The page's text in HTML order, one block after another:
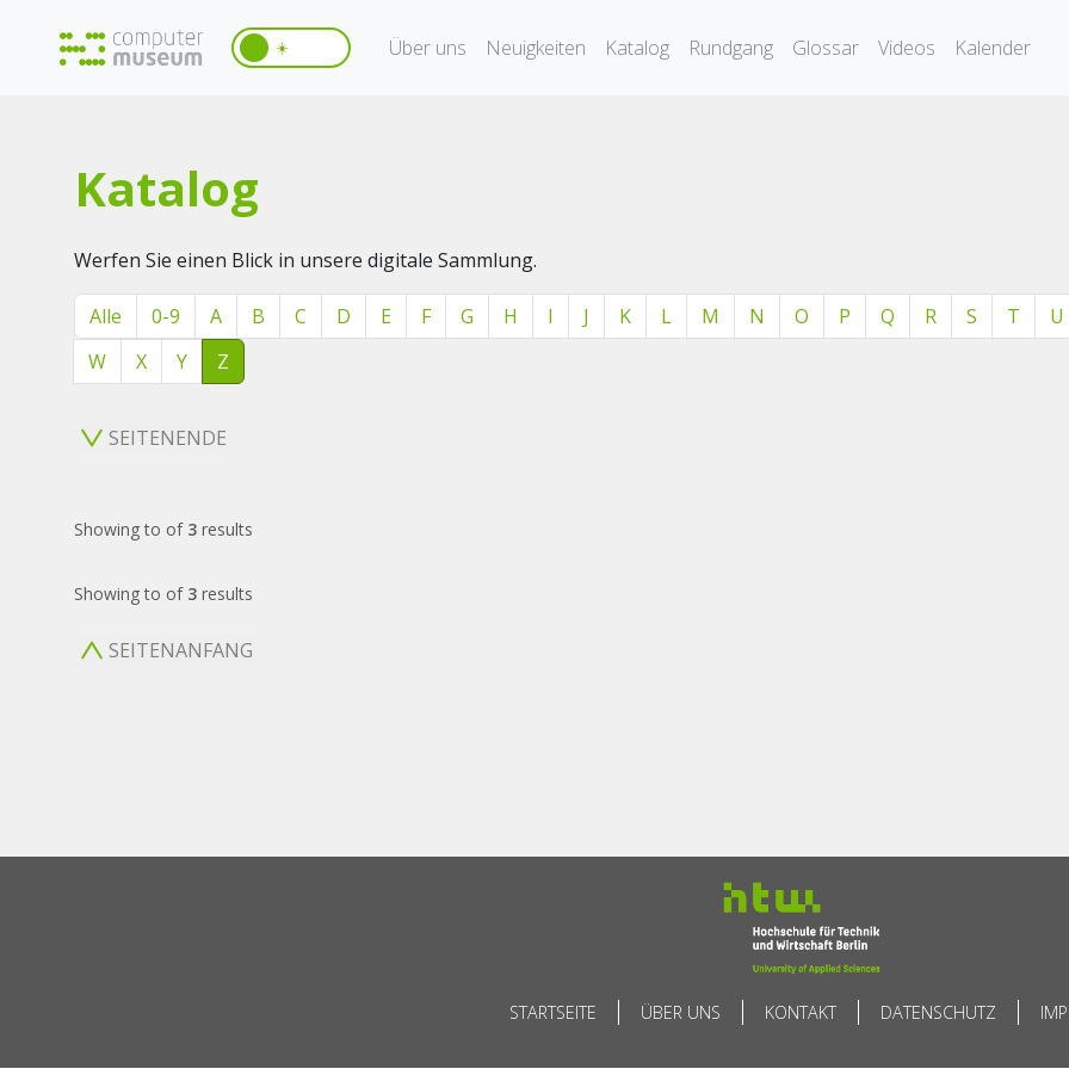
☀️ Über uns Neuigkeiten Katalog Rundgang Glossar Videos Kalender
Katalog
Werfen Sie einen Blick in unsere digitale Sammlung.
Alle 0-9 A B C D E F G H I J K L M N O P Q R S T U
W
X Y Z
SEITENENDE
Showingto of 3 results
Showingto of 3 results
SEITENANFANG
STARTSEITE ÜBER UNS KONTAKT DATENSCHUTZ